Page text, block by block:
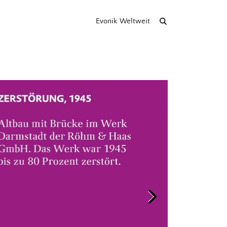
Evonik Weltweit